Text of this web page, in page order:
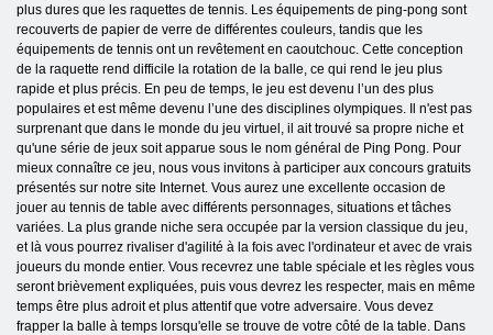
plus dures que les raquettes de tennis. Les équipements de ping-pong sont
recouverts de papier de verre de différentes couleurs, tandis que les
équipements de tennis ont un revêtement en caoutchouc. Cette conception
de la raquette rend difficile la rotation de la balle, ce qui rend le jeu plus
rapide et plus précis. En peu de temps, le jeu est devenu l’un des plus
populaires et est même devenu l’une des disciplines olympiques. Il n'est pas
surprenant que dans le monde du jeu virtuel, il ait trouvé sa propre niche et
qu'une série de jeux soit apparue sous le nom général de Ping Pong. Pour
mieux connaître ce jeu, nous vous invitons à participer aux concours gratuits
présentés sur notre site Internet. Vous aurez une excellente occasion de
jouer au tennis de table avec différents personnages, situations et tâches
variées. La plus grande niche sera occupée par la version classique du jeu,
et là vous pourrez rivaliser d'agilité à la fois avec l'ordinateur et avec de vrais
joueurs du monde entier. Vous recevrez une table spéciale et les règles vous
seront brièvement expliquées, puis vous devrez les respecter, mais en même
temps être plus adroit et plus attentif que votre adversaire. Vous devez
frapper la balle à temps lorsqu'elle se trouve de votre côté de la table. Dans